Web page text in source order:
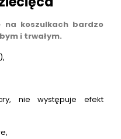
na koszulkach bardzo
i trwałym.
nie występuje efekt